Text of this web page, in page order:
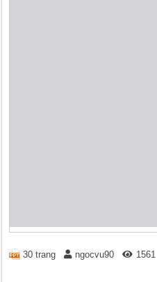
30 trang ngocvu90 1561